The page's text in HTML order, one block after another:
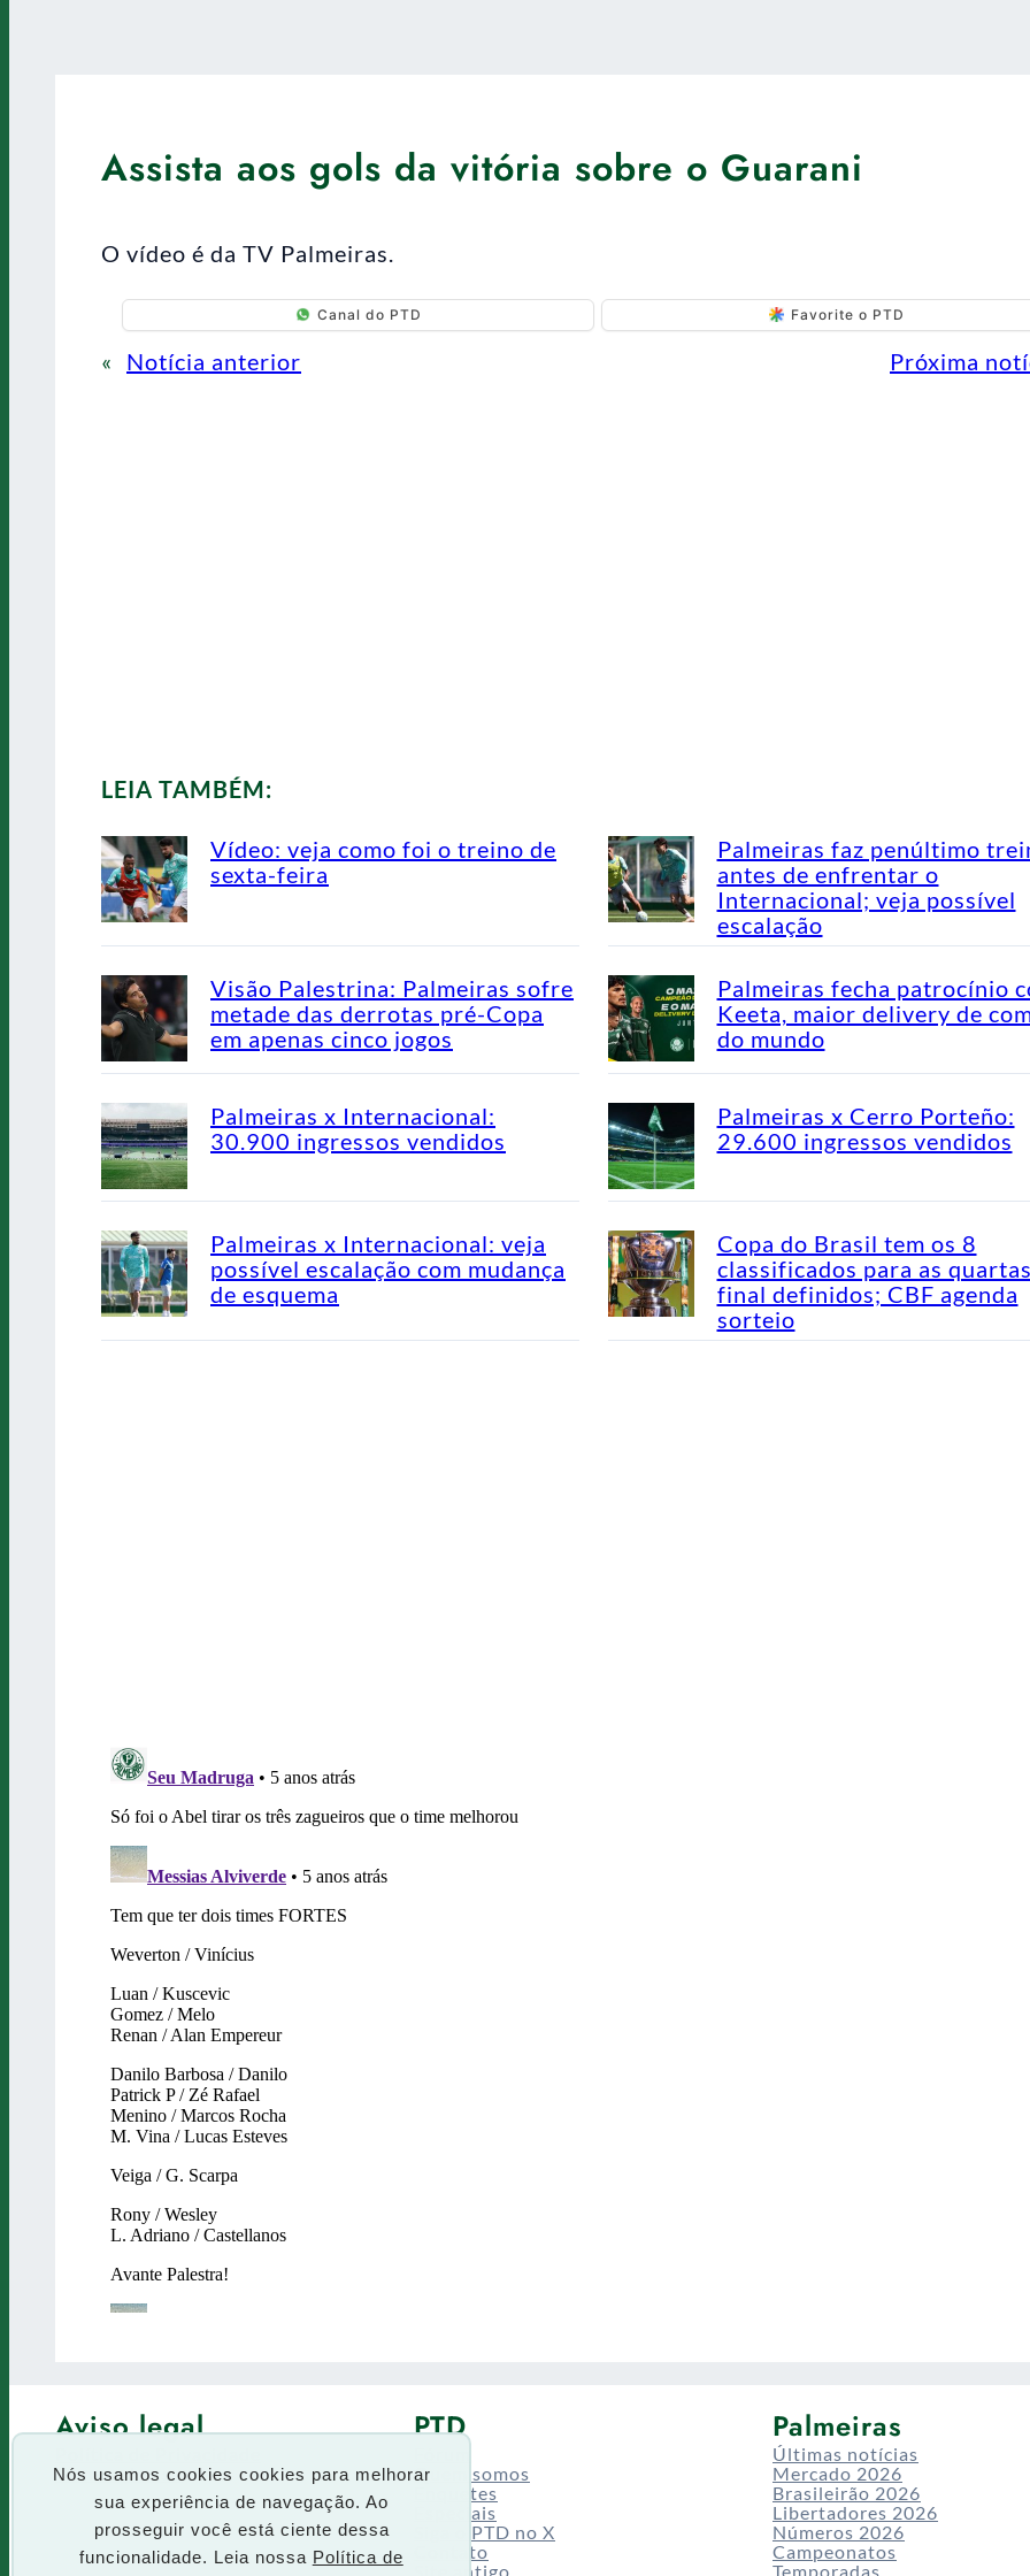
Nós usamos cookies cookies para melhorar
sua experiência de navegação. Ao
prosseguir você está ciente dessa
funcionalidade. Leia nossa Política de
Assista aos gols da vitória sobre o Guarani
O vídeo é da TV Palmeiras.
Canal do PTD Favorite o PTD
« Notícia anterior Próxima
LEIA TAMBÉM:
Vídeo: veja como foi o treino de
sexta-feira
Palmeiras faz penúltimo
antes de enfrentar o
Internacional; veja possível
escalação
Visão Palestrina: Palmeiras sofre
metade das derrotas pré-Copa
em apenas cinco jogos
Palmeiras fecha patrocínio
Keeta, maior delivery de
do mundo
Palmeiras x Internacional:
30.900 ingressos vendidos
Palmeiras x Cerro Porteño:
29.600 ingressos vendidos
Palmeiras x Internacional: veja
possível escalação com mudança
de esquema
Copa do Brasil tem os 8
classificados para as
final definidos; CBF agenda
sorteio
Aviso legal
Termos de uso
PTD
Quem somos
Enquetes
Especiais
Siga o PTD no X
Contato
Site antigo
Palmeiras
Últimas notícias
Mercado 2026
Brasileirão 2026
Libertadores 2026
Números 2026
Campeonatos
Temporadas